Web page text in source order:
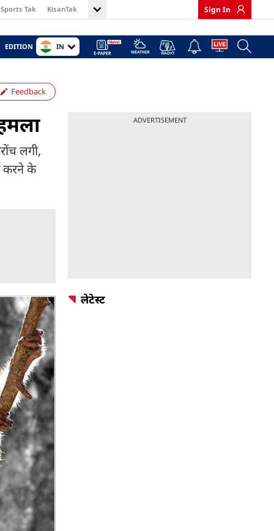
Sports Tak KisanTak Sign In
EDITION IN
Feedback
लगी,
करने के
ADVERTISEMENT
लेटेस्ट